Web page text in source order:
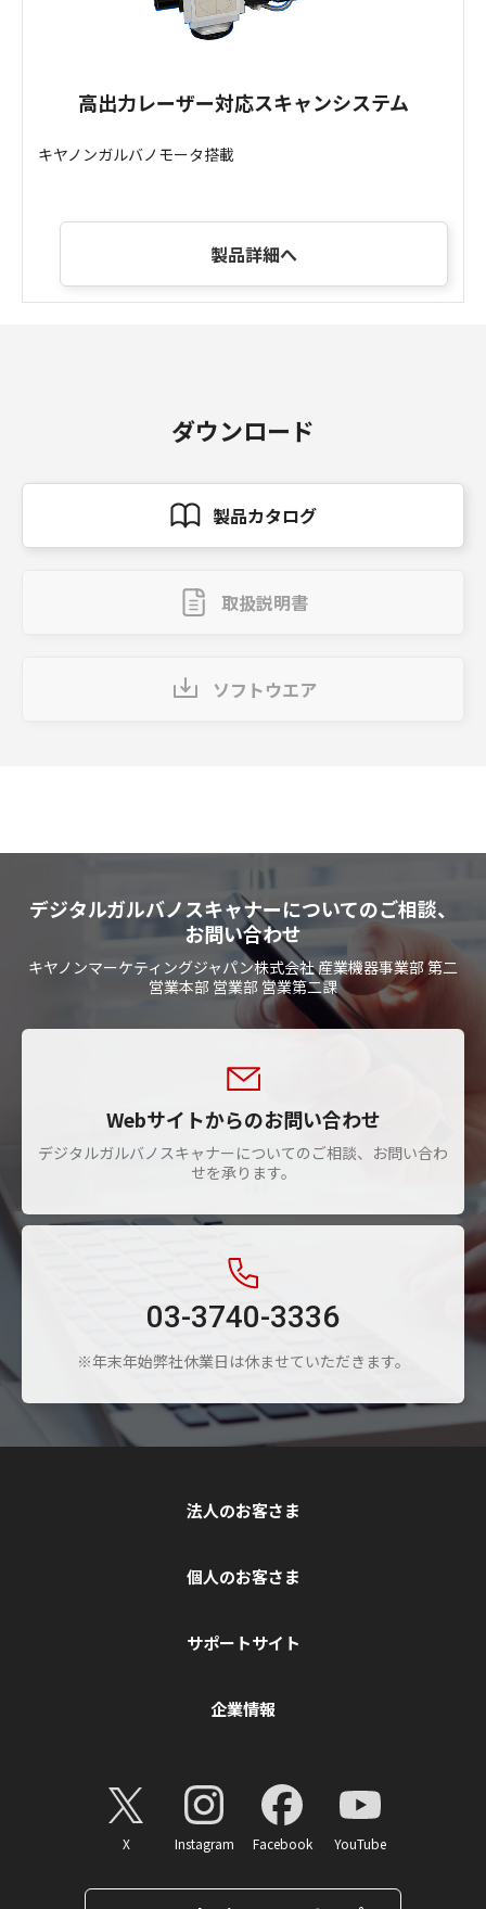
高出力レーザー対応スキャンシステム
キヤノンガルバノモータ搭載
製品詳細へ
ダウンロード
製品カタログ
取扱説明書
ソフトウエア
デジタルガルバノスキャナーについてのご相談、
お問い合わせ
キヤノンマーケティングジャパン株式会社 産業機器事業部 第二
営業本部 営業部 営業第二課
Webサイトからのお問い合わせ
デジタルガルバノスキャナーについてのご相談、お問い合わ
せを承ります。
03-3740-3336
※年末年始弊社休業日は休ませていただきます。
法人のお客さま
個人のお客さま
サポートサイト
企業情報
X Instagram Facebook YouTube